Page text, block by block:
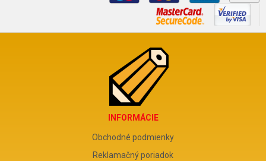
INFORMÁCIE
Obchodné podmienky
Reklamačný poriadok